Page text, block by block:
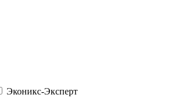
Эконикс-Эксперт